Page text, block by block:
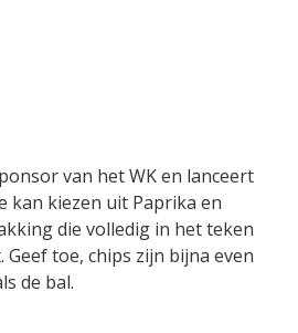
van het WK en lanceert
kan kiezen uit Paprika en
die volledig in het teken
Geef toe, chips zijn bijna even
de bal.